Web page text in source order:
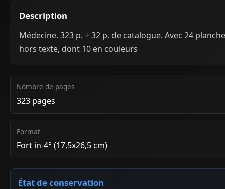
Description
Médecine. 323 p. + 32 p. de catalogue. Avec 24
hors texte, dont 10 en couleurs
Nombre de pages
323 pages
Format
Fort in-4° (17,5x26,5 cm)
État de conservation